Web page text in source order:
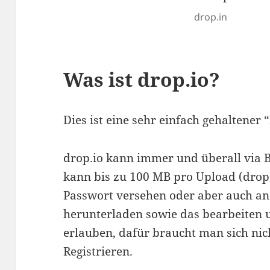
drop.in
Was ist drop.io?
Dies ist eine sehr einfach gehaltener
drop.io kann immer und überall via
kann bis zu 100 MB pro Upload
Passwort versehen oder aber auch
herunterladen sowie das bearbeiten
erlauben, dafür braucht man sich
Registrieren.